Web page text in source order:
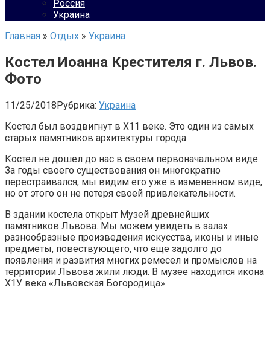
Россия
Украина
Главная » Отдых » Украина
Костел Иоанна Крестителя г. Львов.
Фото
11/25/2018Рубрика: Украина
Костел был воздвигнут в Х11 веке. Это один из самых
старых памятников архитектуры города.
Костел не дошел до нас в своем первоначальном виде.
За годы своего существования он многократно
перестраивался, мы видим его уже в измененном виде,
но от этого он не потеря своей привлекательности.
В здании костела открыт Музей древнейших
памятников Львова. Мы можем увидеть в залах
разнообразные произведения искусства, иконы и иные
предметы, повествующего, что еще задолго до
появления и развития многих ремесел и промыслов на
территории Львова жили люди. В музее находится икона
Х1У века «Львовская Богородица».